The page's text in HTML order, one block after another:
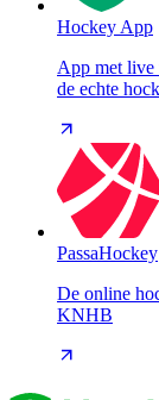
Hockey App
App met live
de echte
PassaHockey
De online
KNHB